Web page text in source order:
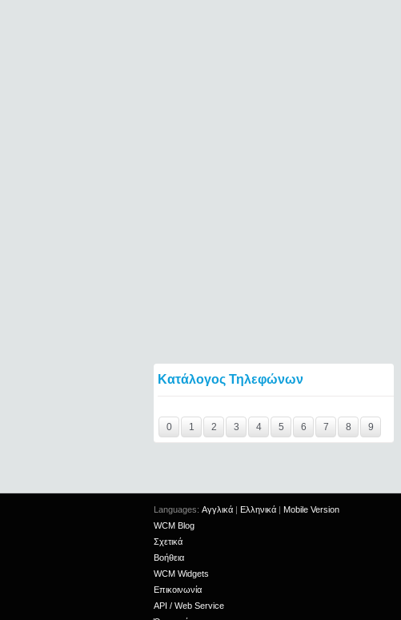
Κατάλογος Τηλεφώνων
0
1 2 3 4 5 6 7 8 9
Languages: Αγγλικά | Ελληνικά | Mobile Version
WCM Blog
Σχετικά
Βοήθεια
WCM Widgets
Επικοινωνία
API / Web Service